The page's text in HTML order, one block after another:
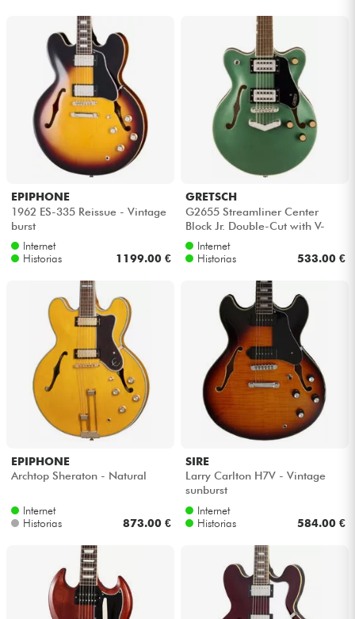
EPIPHONE
1962 ES-335 Reissue - Vintage
burst
Internet
Historias
1199.00 €
GRETSCH
G2655 Streamliner Center
Block Jr. Double-Cut with V-
Stoptail - Steel olive
Internet
Historias
533.00 €
EPIPHONE
Archtop Sheraton - Natural
Internet
Historias
873.00 €
SIRE
Larry Carlton H7V - Vintage
sunburst
Internet
Historias
584.00 €